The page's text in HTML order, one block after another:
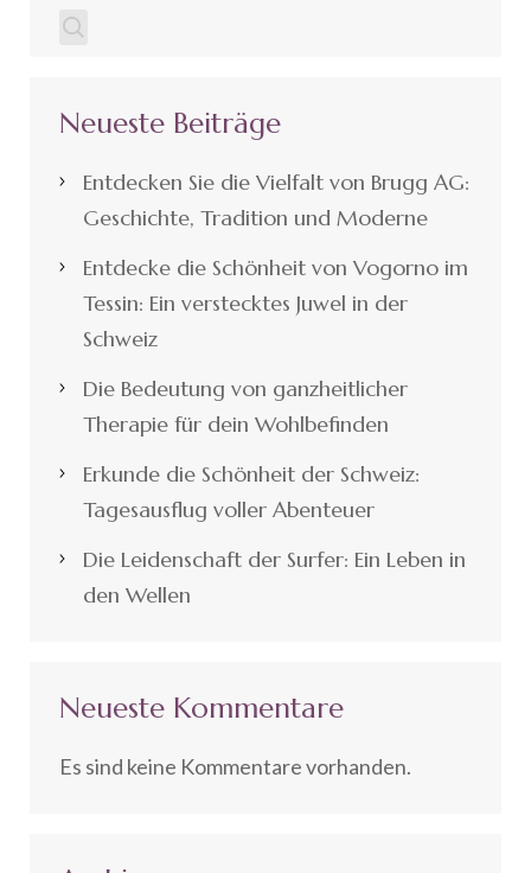
Neueste Beiträge
Entdecken Sie die Vielfalt von Brugg AG:
Geschichte, Tradition und Moderne
Entdecke die Schönheit von Vogorno im
Tessin: Ein verstecktes Juwel in der
Schweiz
Die Bedeutung von ganzheitlicher
Therapie für dein Wohlbefinden
Erkunde die Schönheit der Schweiz:
Tagesausflug voller Abenteuer
Die Leidenschaft der Surfer: Ein Leben in
den Wellen
Neueste Kommentare
Es sind keine Kommentare vorhanden.